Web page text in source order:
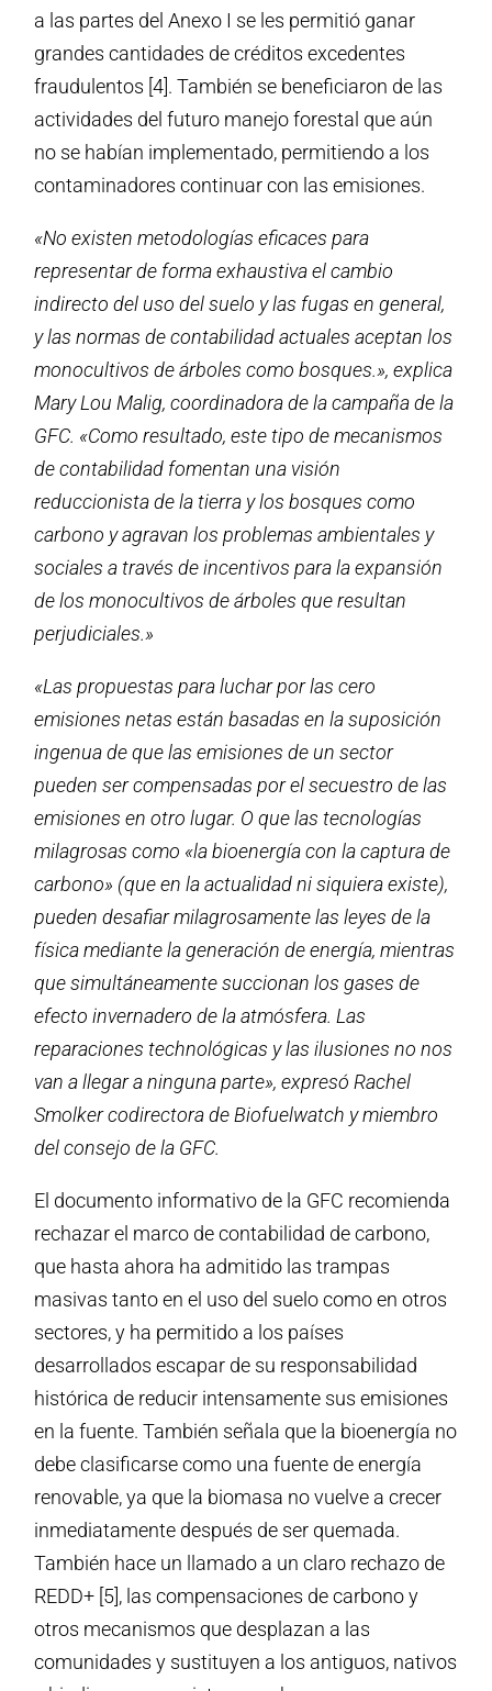
a las partes del Anexo I se les permitió ganar
grandes cantidades de créditos excedentes
fraudulentos [4]. También se beneficiaron de las
actividades del futuro manejo forestal que aún
no se habían implementado, permitiendo a los
contaminadores continuar con las emisiones.
«No existen metodologías eficaces para
representar de forma exhaustiva el cambio
indirecto del uso del suelo y las fugas en general,
y las normas de contabilidad actuales aceptan los
monocultivos de árboles como bosques.», explica
Mary Lou Malig, coordinadora de la campaña de la
GFC. «Como resultado, este tipo de mecanismos
de contabilidad fomentan una visión
reduccionista de la tierra y los bosques como
carbono y agravan los problemas ambientales y
sociales a través de incentivos para la expansión
de los monocultivos de árboles que resultan
perjudiciales.»
«Las propuestas para luchar por las cero
emisiones netas están basadas en la suposición
ingenua de que las emisiones de un sector
pueden ser compensadas por el secuestro de las
emisiones en otro lugar. O que las tecnologías
milagrosas como «la bioenergía con la captura de
carbono» (que en la actualidad ni siquiera existe),
pueden desafiar milagrosamente las leyes de la
física mediante la generación de energía, mientras
que simultáneamente succionan los gases de
efecto invernadero de la atmósfera. Las
reparaciones technológicas y las ilusiones no nos
van a llegar a ninguna parte», expresó Rachel
Smolker codirectora de Biofuelwatch y miembro
del consejo de la GFC.
El documento informativo de la GFC recomienda
rechazar el marco de contabilidad de carbono,
que hasta ahora ha admitido las trampas
masivas tanto en el uso del suelo como en otros
sectores, y ha permitido a los países
desarrollados escapar de su responsabilidad
histórica de reducir intensamente sus emisiones
en la fuente. También señala que la bioenergía no
debe clasificarse como una fuente de energía
renovable, ya que la biomasa no vuelve a crecer
inmediatamente después de ser quemada.
También hace un llamado a un claro rechazo de
REDD+ [5], las compensaciones de carbono y
otros mecanismos que desplazan a las
comunidades y sustituyen a los antiguos, nativos